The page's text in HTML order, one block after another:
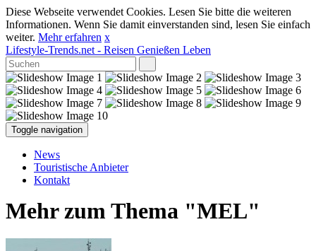
Diese Webseite verwendet Cookies. Lesen Sie bitte die weiteren
Informationen. Wenn Sie damit einverstanden sind, lesen Sie einfach
weiter. Mehr erfahren x
Lifestyle-Trends.net - Reisen Genießen Leben
Toggle navigation
News
Touristische Anbieter
Kontakt
Mehr zum Thema "MEL"